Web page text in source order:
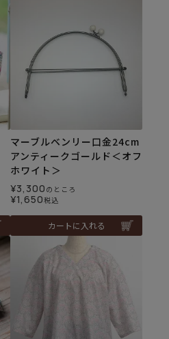
マーブルベンリー口金24cm
アンティークゴールド＜オフ
ホワイト＞
¥3,300 のところ
¥1,650税込
カートに入れる